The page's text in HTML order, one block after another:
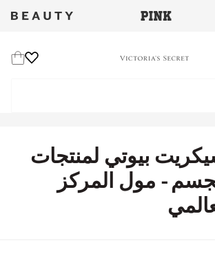
بيوتي لمنتجات
- مول المركز